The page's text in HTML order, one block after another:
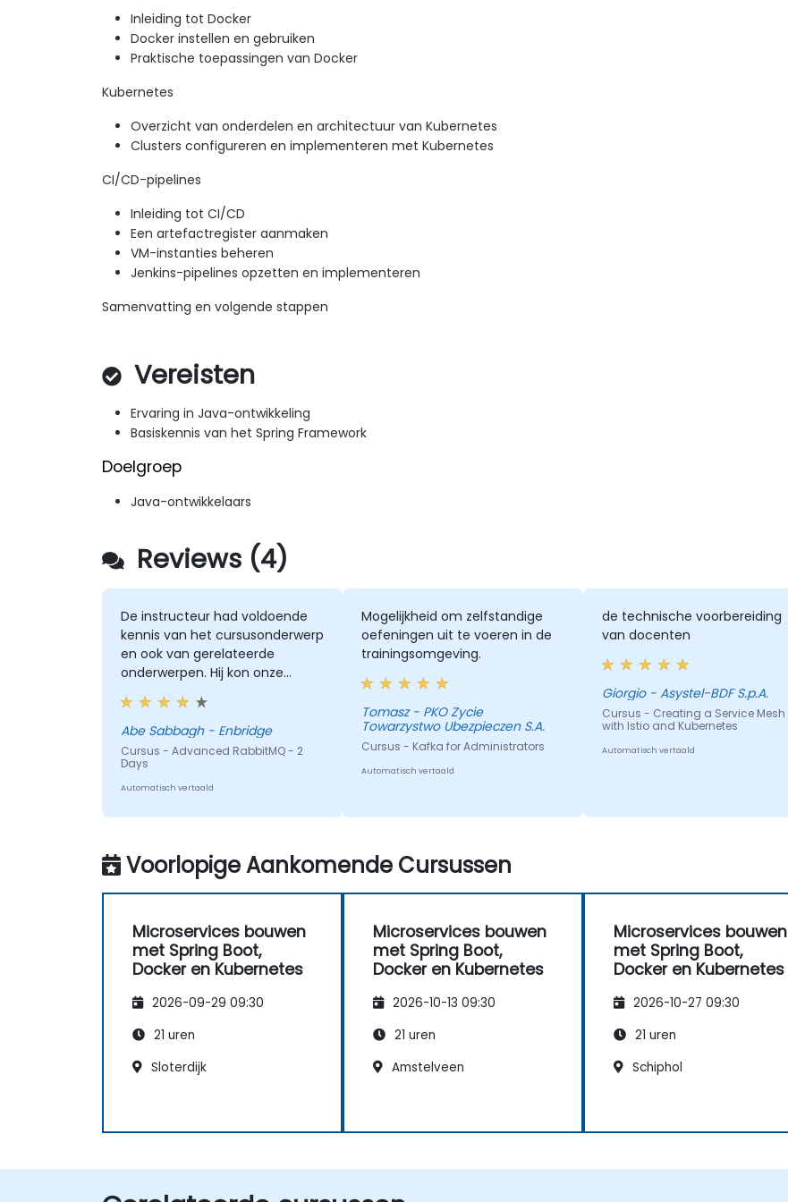
Inleiding tot Docker
Docker instellen en gebruiken
Praktische toepassingen van Docker
Kubernetes
Overzicht van onderdelen en architectuur van Kubernetes
Clusters configureren en implementeren met Kubernetes
CI/CD-pipelines
Inleiding tot CI/CD
Een artefactregister aanmaken
VM-instanties beheren
Jenkins-pipelines opzetten en implementeren
Samenvatting en volgende stappen
Vereisten
Ervaring in Java-ontwikkeling
Basiskennis van het Spring Framework
Doelgroep
Java-ontwikkelaars
Reviews (4)
De instructeur had voldoende
kennis van het cursusonderwerp
en ook van gerelateerde
onderwerpen. Hij kon onze
vragen beantwoorden, of ze
zelfs noteren als hij er direct
geen antwoord op wist en later
terugkomen met een antwoord.
Abe Sabbagh - Enbridge
Cursus - Advanced RabbitMQ - 2
Days
Automatisch vertaald
Mogelijkheid om zelfstandige
oefeningen uit te voeren in de
trainingsomgeving.
Tomasz - PKO Zycie
Towarzystwo Ubezpieczen S.A.
Cursus - Kafka for Administrators
Automatisch vertaald
de technische voorbereiding
van docenten
Giorgio - Asystel-BDF S.p.A.
Cursus - Creating a Service Mesh
with Istio and Kubernetes
Automatisch vertaald
Voorlopige Aankomende Cursussen
Microservices bouwen
met Spring Boot,
Docker en Kubernetes
2026-09-29 09:30
21 uren
Sloterdijk
Microservices bouwen
met Spring Boot,
Docker en Kubernetes
2026-10-13 09:30
21 uren
Amstelveen
Microservices bouwen
met Spring Boot,
Docker en Kubernetes
2026-10-27 09:30
21 uren
Schiphol